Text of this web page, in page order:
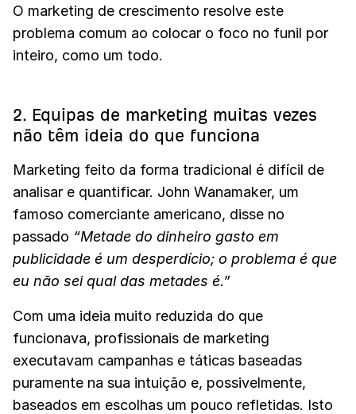
O marketing de crescimento resolve este
problema comum ao colocar o foco no funil por
inteiro, como um todo.
2. Equipas de marketing muitas vezes
não têm ideia do que funciona
Marketing feito da forma tradicional é difícil de
analisar e quantificar. John Wanamaker, um
famoso comerciante americano, disse no
passado “Metade do dinheiro gasto em
publicidade é um desperdício; o problema é que
eu não sei qual das metades é.”
Com uma ideia muito reduzida do que
funcionava, profissionais de marketing
executavam campanhas e táticas baseadas
puramente na sua intuição e, possivelmente,
baseados em escolhas um pouco refletidas. Isto